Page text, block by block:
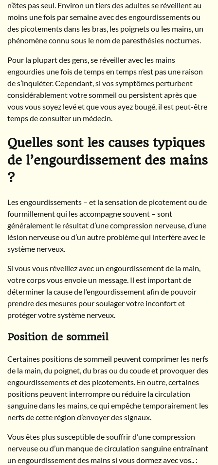
n’êtes pas seul. Environ un tiers des adultes se réveillent au
moins une fois par semaine avec des engourdissements ou
des picotements dans les bras, les poignets ou les mains, un
phénomène connu sous le nom de paresthésies nocturnes.
Pour la plupart des gens, se réveiller avec les mains
engourdies une fois de temps en temps n’est pas une raison
de s’inquiéter. Cependant, si vos symptômes perturbent
considérablement votre sommeil ou persistent après que
vous vous soyez levé et que vous ayez bougé, il est peut-être
temps de consulter un médecin.
Quelles sont les causes typiques
de l’engourdissement des mains
?
Les engourdissements – et la sensation de picotement ou de
fourmillement qui les accompagne souvent – sont
généralement le résultat d’une compression nerveuse, d’une
lésion nerveuse ou d’un autre problème qui interfère avec le
système nerveux.
Si vous vous réveillez avec un engourdissement de la main,
votre corps vous envoie un message. Il est important de
déterminer la cause de l’engourdissement afin de pouvoir
prendre des mesures pour soulager votre inconfort et
protéger votre système nerveux.
Position de sommeil
Certaines positions de sommeil peuvent comprimer les nerfs
de la main, du poignet, du bras ou du coude et provoquer des
engourdissements et des picotements. En outre, certaines
positions peuvent interrompre ou réduire la circulation
sanguine dans les mains, ce qui empêche temporairement les
nerfs de cette région d’envoyer des signaux.
Vous êtes plus susceptible de souffrir d’une compression
nerveuse ou d’un manque de circulation sanguine entraînant
un engourdissement des mains si vous dormez avec vos.. :